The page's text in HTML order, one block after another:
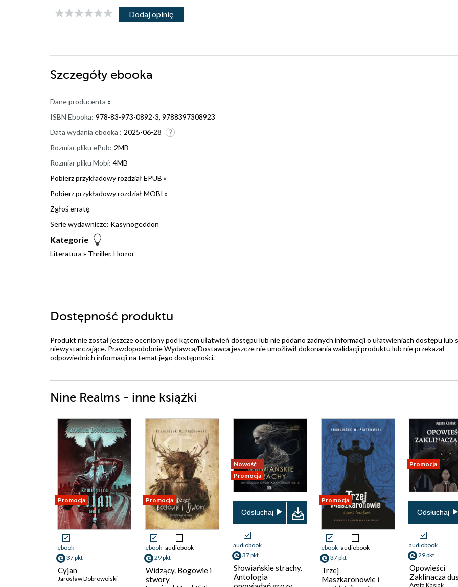
Dodaj opinię
Szczegóły ebooka
Dane producenta »
ISBN Ebooka: 978-83-973-0892-3, 9788397308923
Data wydania ebooka : 2025-06-28
Rozmiar pliku ePub: 2MB
Rozmiar pliku Mobi: 4MB
Pobierz przykładowy rozdział EPUB »
Pobierz przykładowy rozdział MOBI »
Zgłoś erratę
Serie wydawnicze: Kasynogeddon
Kategorie
Literatura » Thriller, Horror
Dostępność produktu
Produkt nie został jeszcze oceniony pod kątem ułatwień dostępu lub nie podano żadnych informacji o ułatwieniach dostępu lub
niewystarczające. Prawdopodobnie Wydawca/Dostawca jeszcze nie umożliwił dokonania walidacji produktu lub nie przekazał
odpowiednich informacji na temat jego dostępności.
Nine Realms - inne książki
Promocja
ebook
37 pkt
Cyjan
Jarosław Dobrowolski
Promocja
ebook audiobook
29 pkt
Widzący. Bogowie i
stwory
Nowość
Promocja
Odsłuchaj
audiobook
37 pkt
Słowiańskie strachy.
Antologia
Promocja
ebook audiobook
37 pkt
Trzej
Maszkaronowie i
Promocja
Odsłuchaj
audiobook
29 pkt
Opowieści
Zaklinacza
Agata Kasiak